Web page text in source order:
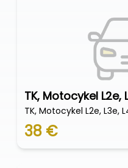
TK, Motocykel L2e,
TK, Motocykel L2e, L3e,
38 €